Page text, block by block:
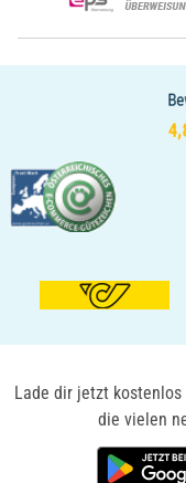
Lade dir jetzt kostenlos
die vielen